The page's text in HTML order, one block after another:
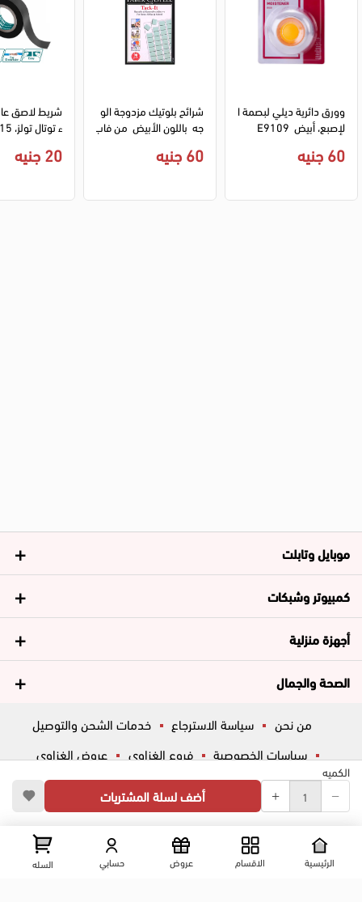
الكميه
أضف لسلة المشتريات
وورق دائرية ديلي لبصمة ا
لإصبع، أبيض  E9109
60 جنيه
شرائح بلوتيك مزدوجة الو
جه  باللون الأبيض  من فاب
60 جنيه
شريط لاصق
02
20 جنيه
موبايل وتابلت
كمبيوتر وشبكات
أجهزة منزلية
الصحة والجمال
من نحن سياسة الاسترجاع
خدمات الشحن والتوصيل
سياسات الخصوصية
فروع الغزاوي
عروض الغزاوي
المساعدة
ڤاليو أسئلة شائعة
شارع المكاتب, الزقازيق , الشرقية, مصر عرض علي الخريطه
الرئيسية الاقسام عروض حسابي السله